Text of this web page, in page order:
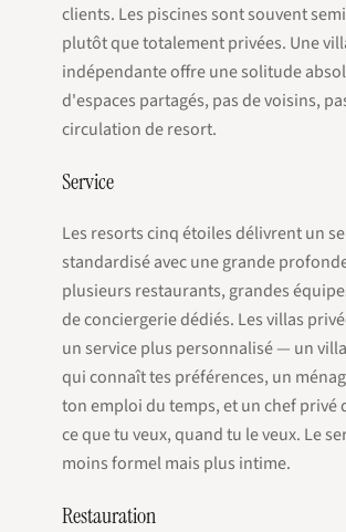
clients. Les piscines sont souvent
plutôt que totalement privées. Une
indépendante offre une solitude
d'espaces partagés, pas de voisins,
circulation de resort.
Service
Les resorts cinq étoiles délivrent un
standardisé avec une grande
plusieurs restaurants, grandes
de conciergerie dédiés. Les villas
un service plus personnalisé — un
qui connaît tes préférences, un
ton emploi du temps, et un chef privé
ce que tu veux, quand tu le veux. Le
moins formel mais plus intime.
Restauration